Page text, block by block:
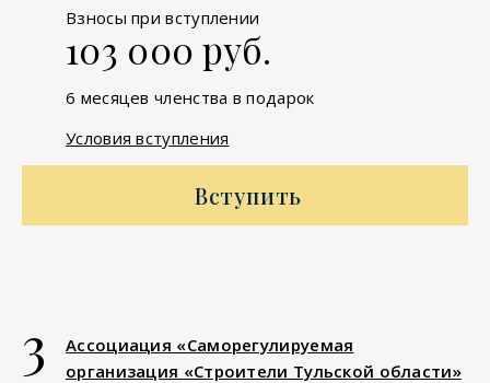
Взносы при вступлении
103 000 руб.
6 месяцев членства в подарок
Условия вступления
Вступить
3
Ассоциация «Саморегулируемая
организация «Строители Тульской области»